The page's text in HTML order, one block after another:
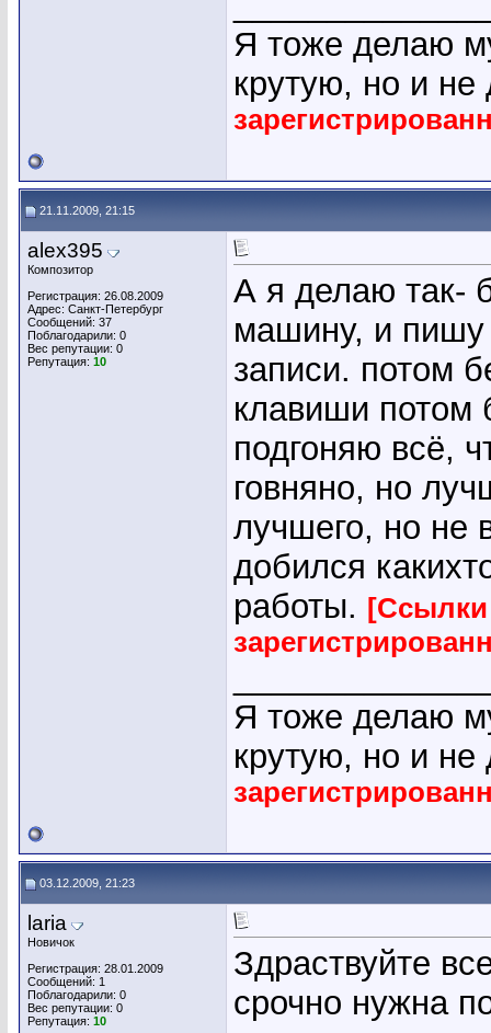
Я тоже делаю
крутую, но и не
21.11.2009, 21:15
alex395
Композитор
Регистрация: 26.08.2009
Адрес: Санкт-Петербург
Сообщений: 37
Поблагодарили: 0
Вес репутации: 0
Репутация: 10
А я делаю так-
машину, и пишу
записи. потом
клавиши потом
подгоняю всё,
говняно, но
лучшего, но не
добился
работы. [Ссылки
Я тоже делаю
крутую, но и не
03.12.2009, 21:23
laria
Новичок
Регистрация: 28.01.2009
Сообщений: 1
Поблагодарили: 0
Вес репутации: 0
Репутация: 10
Здраствуйте
срочно нужна